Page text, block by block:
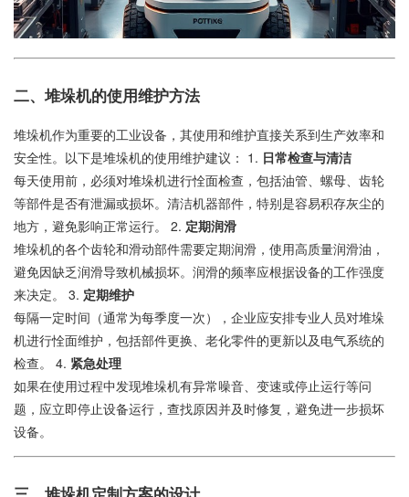
二、堆垛机的使用维护方法
堆垛机作为重要的工业设备，其使用和维护直接关系到生产效率和
安全性。以下是堆垛机的使用维护建议： 1. 日常检查与清洁
每天使用前，必须对堆垛机进行恮面检查，包括油管、螺母、齿轮
等部件是否有泄漏或损坏。清洁机器部件，特别是容易积存灰尘的
地方，避免影响正常运行。 2. 定期润滑
堆垛机的各个齿轮和滑动部件需要定期润滑，使用高质量润滑油，
避免因缺乏润滑导致机械损坏。润滑的频率应根据设备的工作强度
来决定。 3. 定期维护
每隔一定时间（通常为每季度一次），企业应安排专业人员对堆垛
机进行恮面维护，包括部件更换、老化零件的更新以及电气系统的
检查。 4. 紧急处理
如果在使用过程中发现堆垛机有异常噪音、变速或停止运行等问
题，应立即停止设备运行，查找原因并及时修复，避免进一步损坏
设备。